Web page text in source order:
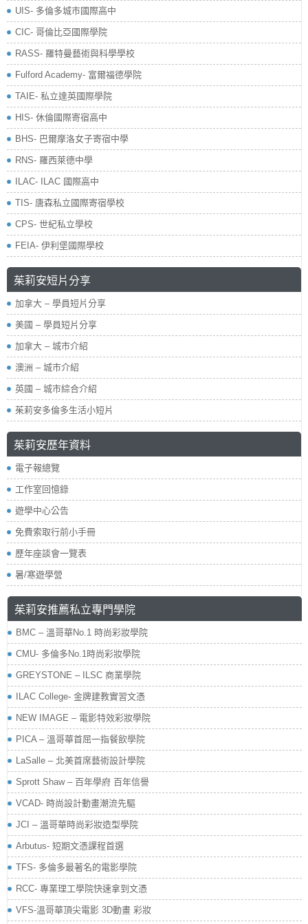
UIS- 多倫多城市國際高中
CIC- 哥倫比亞國際學院
RASS- 羅特曼藝術與科學學校
​Fulford Academy- 富爾福德學院
TAIE- 私立達英國際學院
HIS- 休倫國際寄宿高中
BHS- 巴爾摩洛女子寄宿中學
RNS- 羅西萊德中學
ILAC- ILAC 國際高中
TIS- 唐森私立國際寄宿學校
CPS- 世紀私立學校
FEIA- 伊利堡國際學校
茱莉安短片分享
加拿大 – 學員短片分享
美國 – 學員短片分享
加拿大 – 城市介紹
澳洲 – 城市介紹
英國 – 城市綜合介紹
茱莉安多倫多生活小短片
茱莉安歷年資料
電子報總覽
工作室回憶錄
遊學中心公告
免費索取行前小手冊
歷年座談會一覽表
暑/寒遊學營
茱莉安推薦私立專門學院
BMC – 溫哥華No.1 時尚彩妝學院
CMU- 多倫多No.1時尚彩妝學院
GREYSTONE – ILSC 商業學院
ILAC College- 金牌建教實習文憑
NEW IMAGE – 電影特效彩妝學院
PICA – 溫哥華首屈一指餐飲學院
LaSalle – 北美首席藝術設計學院
Sprott Shaw – 百年學府 百年信譽
VCAD- 時尚設計動畫潮流先驅
JCI – 溫哥華時尚彩妝造型學院
Arbutus- 短期文憑課程首選
TFS- 多倫多最著名的電影學院
RCC- 專業理工學院快速拿到文憑
VFS-溫哥華頂尖電影 3D動畫 彩妝